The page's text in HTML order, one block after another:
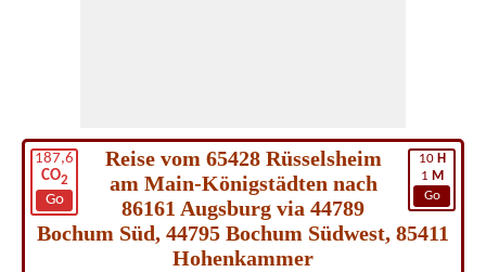
187,6
CO2
Go
10 H
1 M
Go
Reise vom 65428 Rüsselsheim
am Main-Königstädten nach
86161 Augsburg via 44789
Bochum Süd, 44795 Bochum Südwest, 85411
Hohenkammer